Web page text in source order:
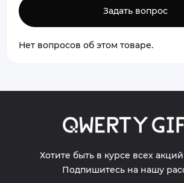
Задать вопрос
Нет вопросов об этом товаре.
Хотите быть в курсе всех
Подпишитесь на нашу